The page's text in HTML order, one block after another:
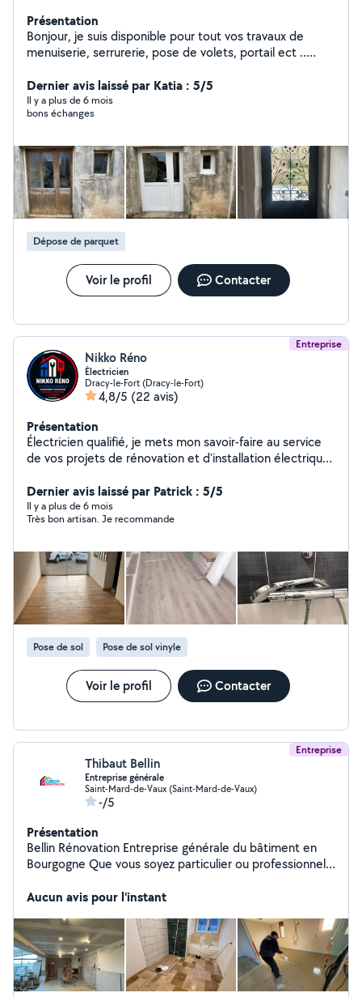
Présentation
Bonjour, je suis disponible pour tout vos travaux de
menuiserie, serrurerie, pose de volets, portail ect ..
Cordialement
Dernier avis laissé par Katia : 5/5
Il y a plus de 6 mois
bons échanges
Dépose de parquet
Voir le profil Contacter
Entreprise
Nikko Réno
Électricien
Dracy-le-Fort (Dracy-le-Fort)
4,8/5 (22 avis)
Présentation
Électricien qualifié, je mets mon savoir-faire au service
de vos projets de rénovation et d'installation électrique.
conformes aux normes en vigueur, avec le souci du
travail bien fait. Que ce soit pour une rénovation
complète, une mise en sécurité, un dépannage ou une
conseils personnalisés et des solutions adaptées à
votre budget. Votre satisfaction est ma priorité.
Dernier avis laissé par Patrick : 5/5
Il y a plus de 6 mois
Très bon artisan. Je recommande
Pose de sol Pose de sol vinyle
Voir le profil Contacter
Entreprise
Thibaut Bellin
Entreprise générale
Saint-Mard-de-Vaux (Saint-Mard-de-Vaux)
-/5
Présentation
Bellin Rénovation Entreprise générale du bâtiment en
Bourgogne Que vous soyez particulier ou professionnel,
projets de rénovation intérieure. Nous allions savoir-faire
Plâtrerie & isolation : cloisonnement, faux plafonds,
reprise d'enduits, isolation thermique et acoustique
Peinture et revêtements muraux: peinture intérieure,
papier peint, faïence, parements Revêtements de sols :
pose de sols durs et souples (carrelage, parquet, pvc)
Aucun avis pour l'instant